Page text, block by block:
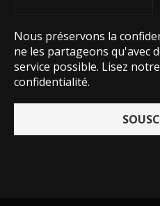
Nous préservons la
ne les partageons qu'avec
service possible. Lisez
confidentialité.